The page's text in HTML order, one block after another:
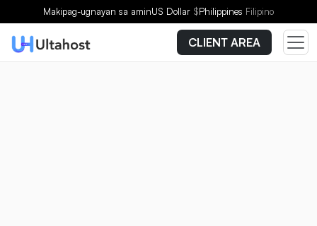
Makipag-ugnayan sa aminUS Dollar $Philippines Filipino
CLIENT AREA